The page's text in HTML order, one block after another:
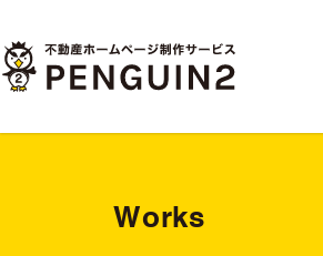
Works